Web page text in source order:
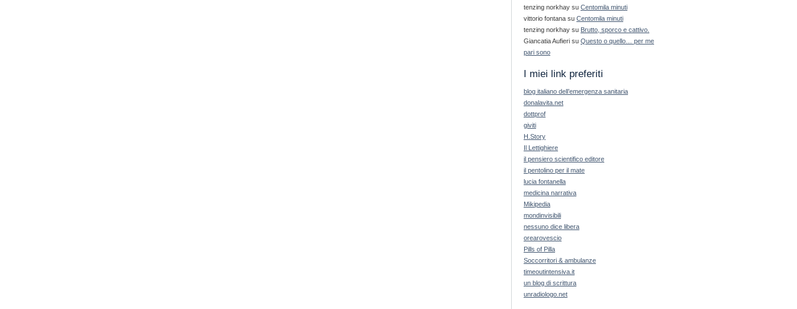
tenzing norkhay su Centomila minuti
vittorio fontana su Centomila minuti
tenzing norkhay su Brutto, sporco e cattivo.
Giancatia Aufieri su Questo o quello… per me
pari sono
I miei link preferiti
blog italiano dell’emergenza sanitaria
donalavita.net
dottprof
giviti
H.Story
Il Lettighiere
il pensiero scientifico editore
il pentolino per il mate
lucia fontanella
medicina narrativa
Mikipedia
mondinvisibili
nessuno dice libera
orearovescio
Pills of Pilla
Soccorritori & ambulanze
timeoutintensiva.it
un blog di scrittura
unradiologo.net